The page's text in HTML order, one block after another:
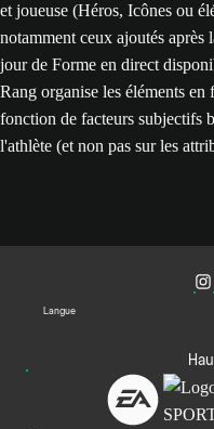
et joueuse (Héros, Icônes ou
notamment ceux ajoutés après
jour de Forme en direct
Rang organise les éléments
fonction de facteurs subjectifs
l'athlète (et non pas sur les
Langue